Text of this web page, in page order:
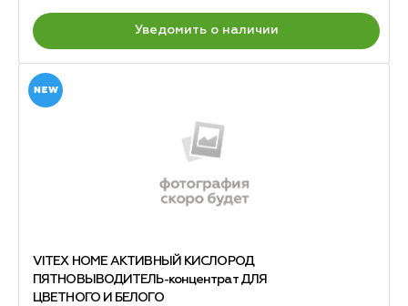
Уведомить о наличии
VITEX HOME АКТИВНЫЙ КИСЛОРОД
ПЯТНОВЫВОДИТЕЛЬ-концентрат ДЛЯ
ЦВЕТНОГО И БЕЛОГО